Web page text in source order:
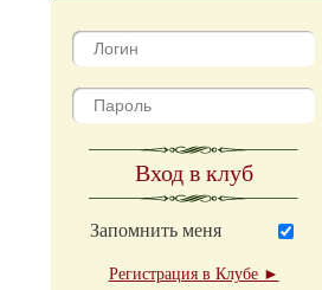
Вход в клуб
Запомнить меня
Регистрация в Клубе ►